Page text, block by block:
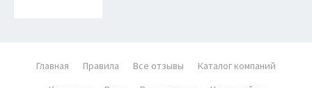
Главная Правила Все отзывы
Каталог компаний